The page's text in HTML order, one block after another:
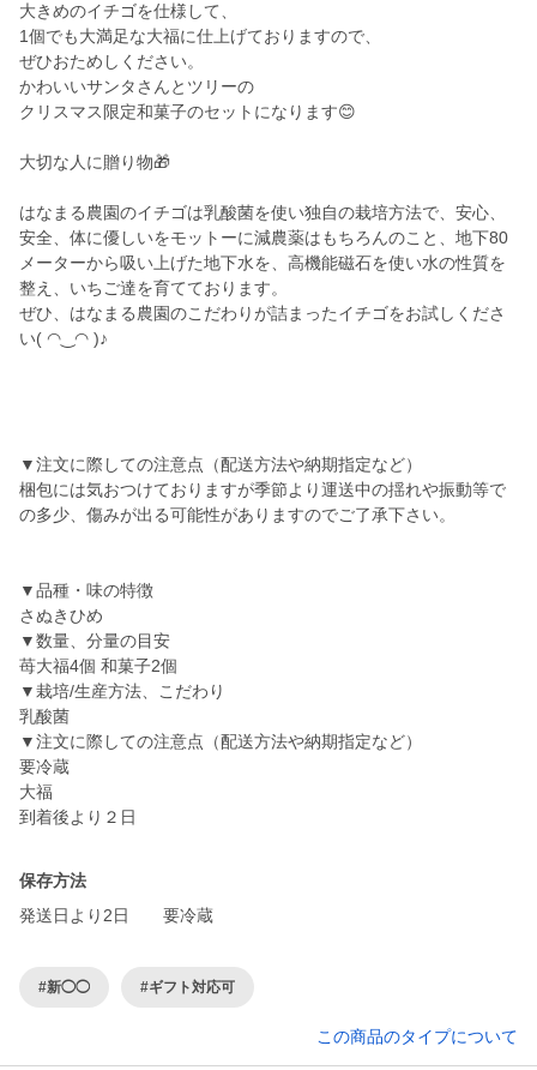
大きめのイチゴを仕様して、
1個でも大満足な大福に仕上げておりますので、
ぜひおためしください。
かわいいサンタさんとツリーの
クリスマス限定和菓子のセットになります😊
大切な人に贈り物🎁
はなまる農園のイチゴは乳酸菌を使い独自の栽培方法で、安心、
安全、体に優しいをモットーに減農薬はもちろんのこと、地下80
メーターから吸い上げた地下水を、高機能磁石を使い水の性質を
整え、いちご達を育てております。
ぜひ、はなまる農園のこだわりが詰まったイチゴをお試しくださ
い( ◠‿◠ )♪
▼注文に際しての注意点（配送方法や納期指定など）
梱包には気おつけておりますが季節より運送中の揺れや振動等で
の多少、傷みが出る可能性がありますのでご了承下さい。
▼品種・味の特徴
さぬきひめ
▼数量、分量の目安
苺大福4個 和菓子2個
▼栽培/生産方法、こだわり
乳酸菌
▼注文に際しての注意点（配送方法や納期指定など）
要冷蔵
大福
保存方法
発送日より2日 要冷蔵
#新◯◯ #ギフト対応可
この商品のタイプについて